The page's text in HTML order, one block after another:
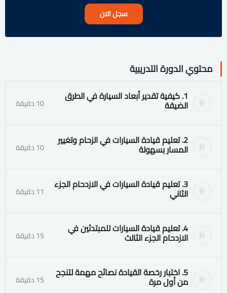
سجل الان
محتوي الدورة التدريبية
1. كيفية تقدير أبعاد السيارة في الطرق
الضيقة 10 دقيقة
2. تعليم قيادة السيارات في الزحام وتغيير
المسار بسهولة 10 دقيقة
3. تعليم قيادة السيارات في الازدحام الجزء
الثاني 11 دقيقة
4. تعليم قيادة السيارات للمبتدئين في
الازدحام الجزء الثالث 15 دقيقة
5. اختبار رخصة القيادة نصائح مهمة لتنجح
من أول مرة 15 دقيقة